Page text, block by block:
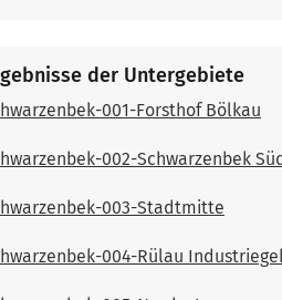
der Untergebiete
001-Forsthof Bölkau
002-Schwarzenbek
003-Stadtmitte
004-Rülau